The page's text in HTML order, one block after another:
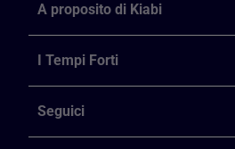
A proposito di Kiabi
I Tempi Forti
Seguici